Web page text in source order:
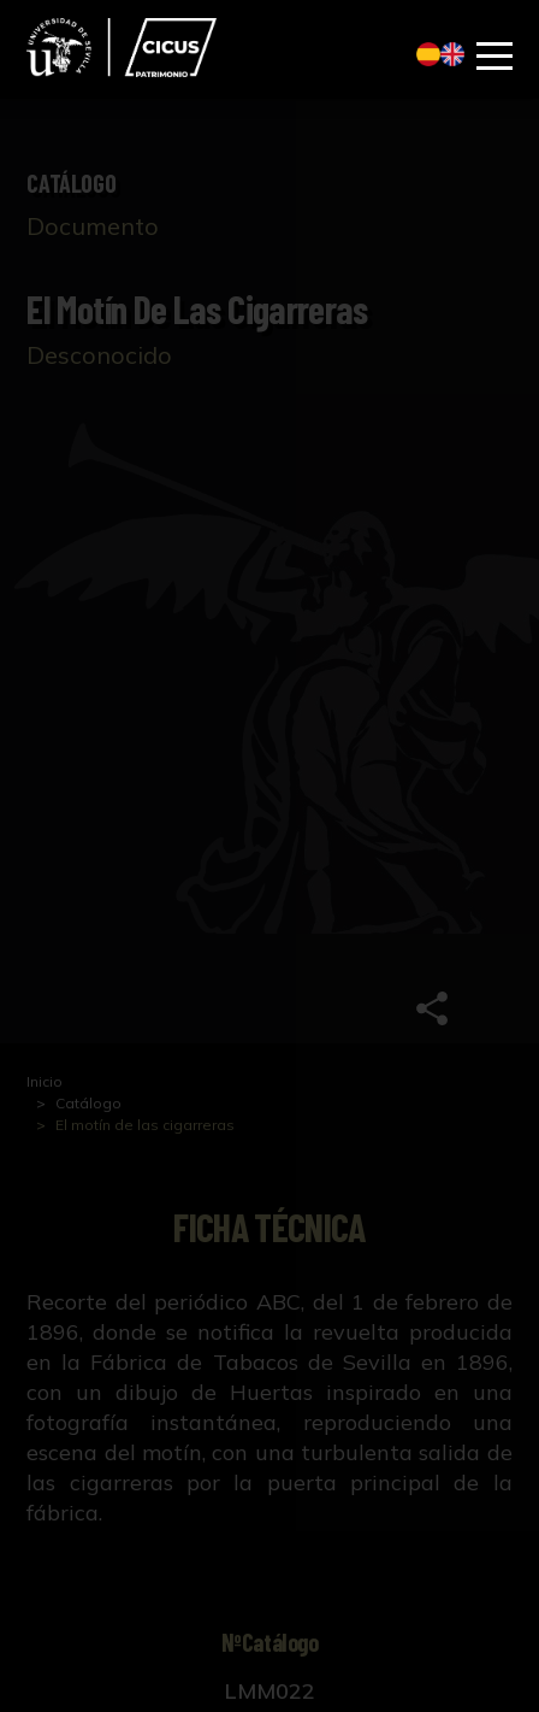
CATÁLOGO
Documento
El Motín De Las Cigarreras
Desconocido
Inicio
Catálogo
El motín de las cigarreras
FICHA TÉCNICA
Recorte del periódico ABC, del 1 de febrero de
1896, donde se notifica la revuelta producida
en la Fábrica de Tabacos de Sevilla en 1896,
con un dibujo de Huertas inspirado en una
fotografía instantánea, reproduciendo una
escena del motín, con una turbulenta salida de
las cigarreras por la puerta principal de la
fábrica.
NºCatálogo
LMM022